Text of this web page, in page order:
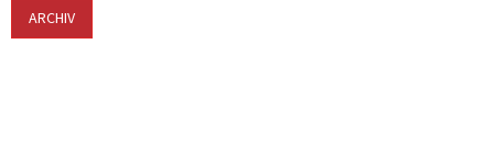
ARCHIV